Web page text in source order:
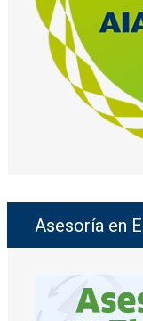
Asesoría en